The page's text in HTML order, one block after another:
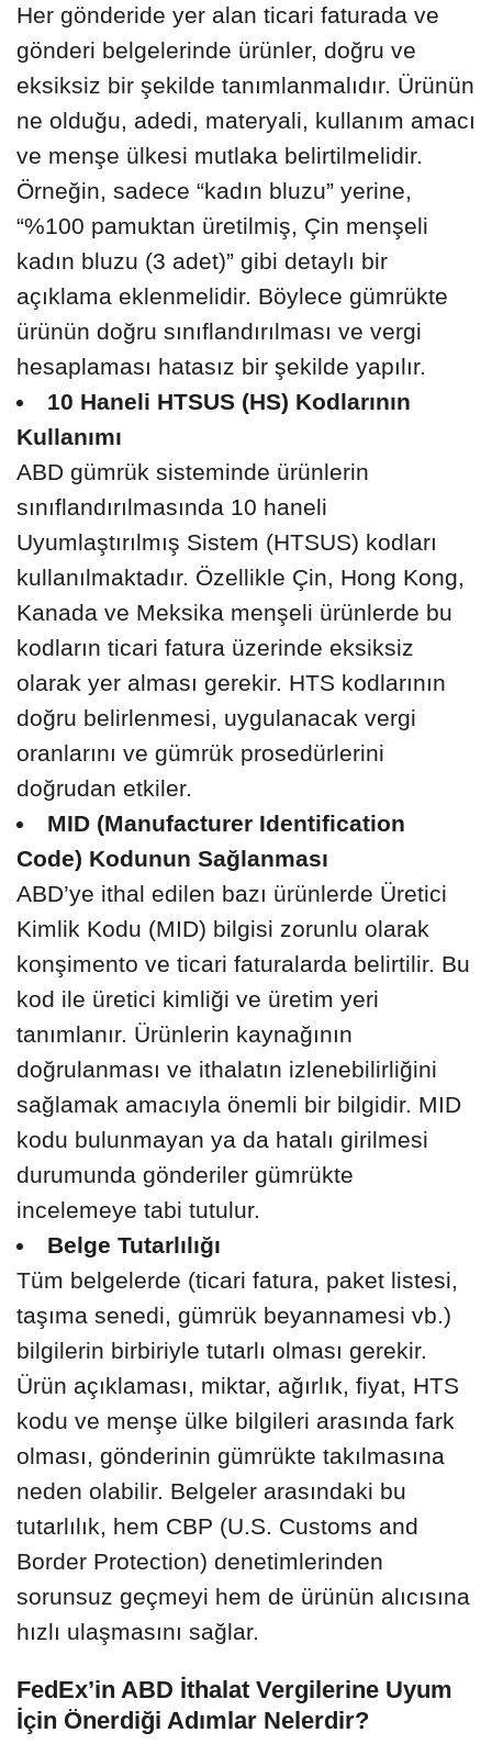
Her gönderide yer alan ticari faturada ve
gönderi belgelerinde ürünler, doğru ve
eksiksiz bir şekilde tanımlanmalıdır. Ürünün
ne olduğu, adedi, materyali, kullanım amacı
ve menşe ülkesi mutlaka belirtilmelidir.
Örneğin, sadece “kadın bluzu” yerine,
“%100 pamuktan üretilmiş, Çin menşeli
kadın bluzu (3 adet)” gibi detaylı bir
açıklama eklenmelidir. Böylece gümrükte
ürünün doğru sınıflandırılması ve vergi
hesaplaması hatasız bir şekilde yapılır.
10 Haneli HTSUS (HS) Kodlarının
Kullanımı
ABD gümrük sisteminde ürünlerin
sınıflandırılmasında 10 haneli
Uyumlaştırılmış Sistem (HTSUS) kodları
kullanılmaktadır. Özellikle Çin, Hong Kong,
Kanada ve Meksika menşeli ürünlerde bu
kodların ticari fatura üzerinde eksiksiz
olarak yer alması gerekir. HTS kodlarının
doğru belirlenmesi, uygulanacak vergi
oranlarını ve gümrük prosedürlerini
doğrudan etkiler.
MID (Manufacturer Identification
Code) Kodunun Sağlanması
ABD’ye ithal edilen bazı ürünlerde Üretici
Kimlik Kodu (MID) bilgisi zorunlu olarak
konşimento ve ticari faturalarda belirtilir. Bu
kod ile üretici kimliği ve üretim yeri
tanımlanır. Ürünlerin kaynağının
doğrulanması ve ithalatın izlenebilirliğini
sağlamak amacıyla önemli bir bilgidir. MID
kodu bulunmayan ya da hatalı girilmesi
durumunda gönderiler gümrükte
incelemeye tabi tutulur.
Belge Tutarlılığı
Tüm belgelerde (ticari fatura, paket listesi,
taşıma senedi, gümrük beyannamesi vb.)
bilgilerin birbiriyle tutarlı olması gerekir.
Ürün açıklaması, miktar, ağırlık, fiyat, HTS
kodu ve menşe ülke bilgileri arasında fark
olması, gönderinin gümrükte takılmasına
neden olabilir. Belgeler arasındaki bu
tutarlılık, hem CBP (U.S. Customs and
Border Protection) denetimlerinden
sorunsuz geçmeyi hem de ürünün alıcısına
hızlı ulaşmasını sağlar.
FedEx’in ABD İthalat Vergilerine Uyum
İçin Önerdiği Adımlar Nelerdir?